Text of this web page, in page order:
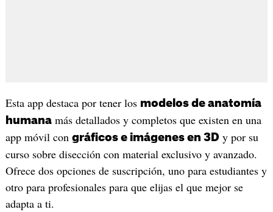
Esta app destaca por tener los modelos de anatomía
humanamás detallados y completos que existen en una
app móvil con gráficos e imágenes en 3D y por su
curso sobre disección con material exclusivo y avanzado.
Ofrece dos opciones de suscripción, uno para estudiantes y
otro para profesionales para que elijas el que mejor se
adapta a ti.